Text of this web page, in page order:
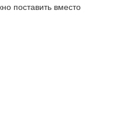
поставить вместо